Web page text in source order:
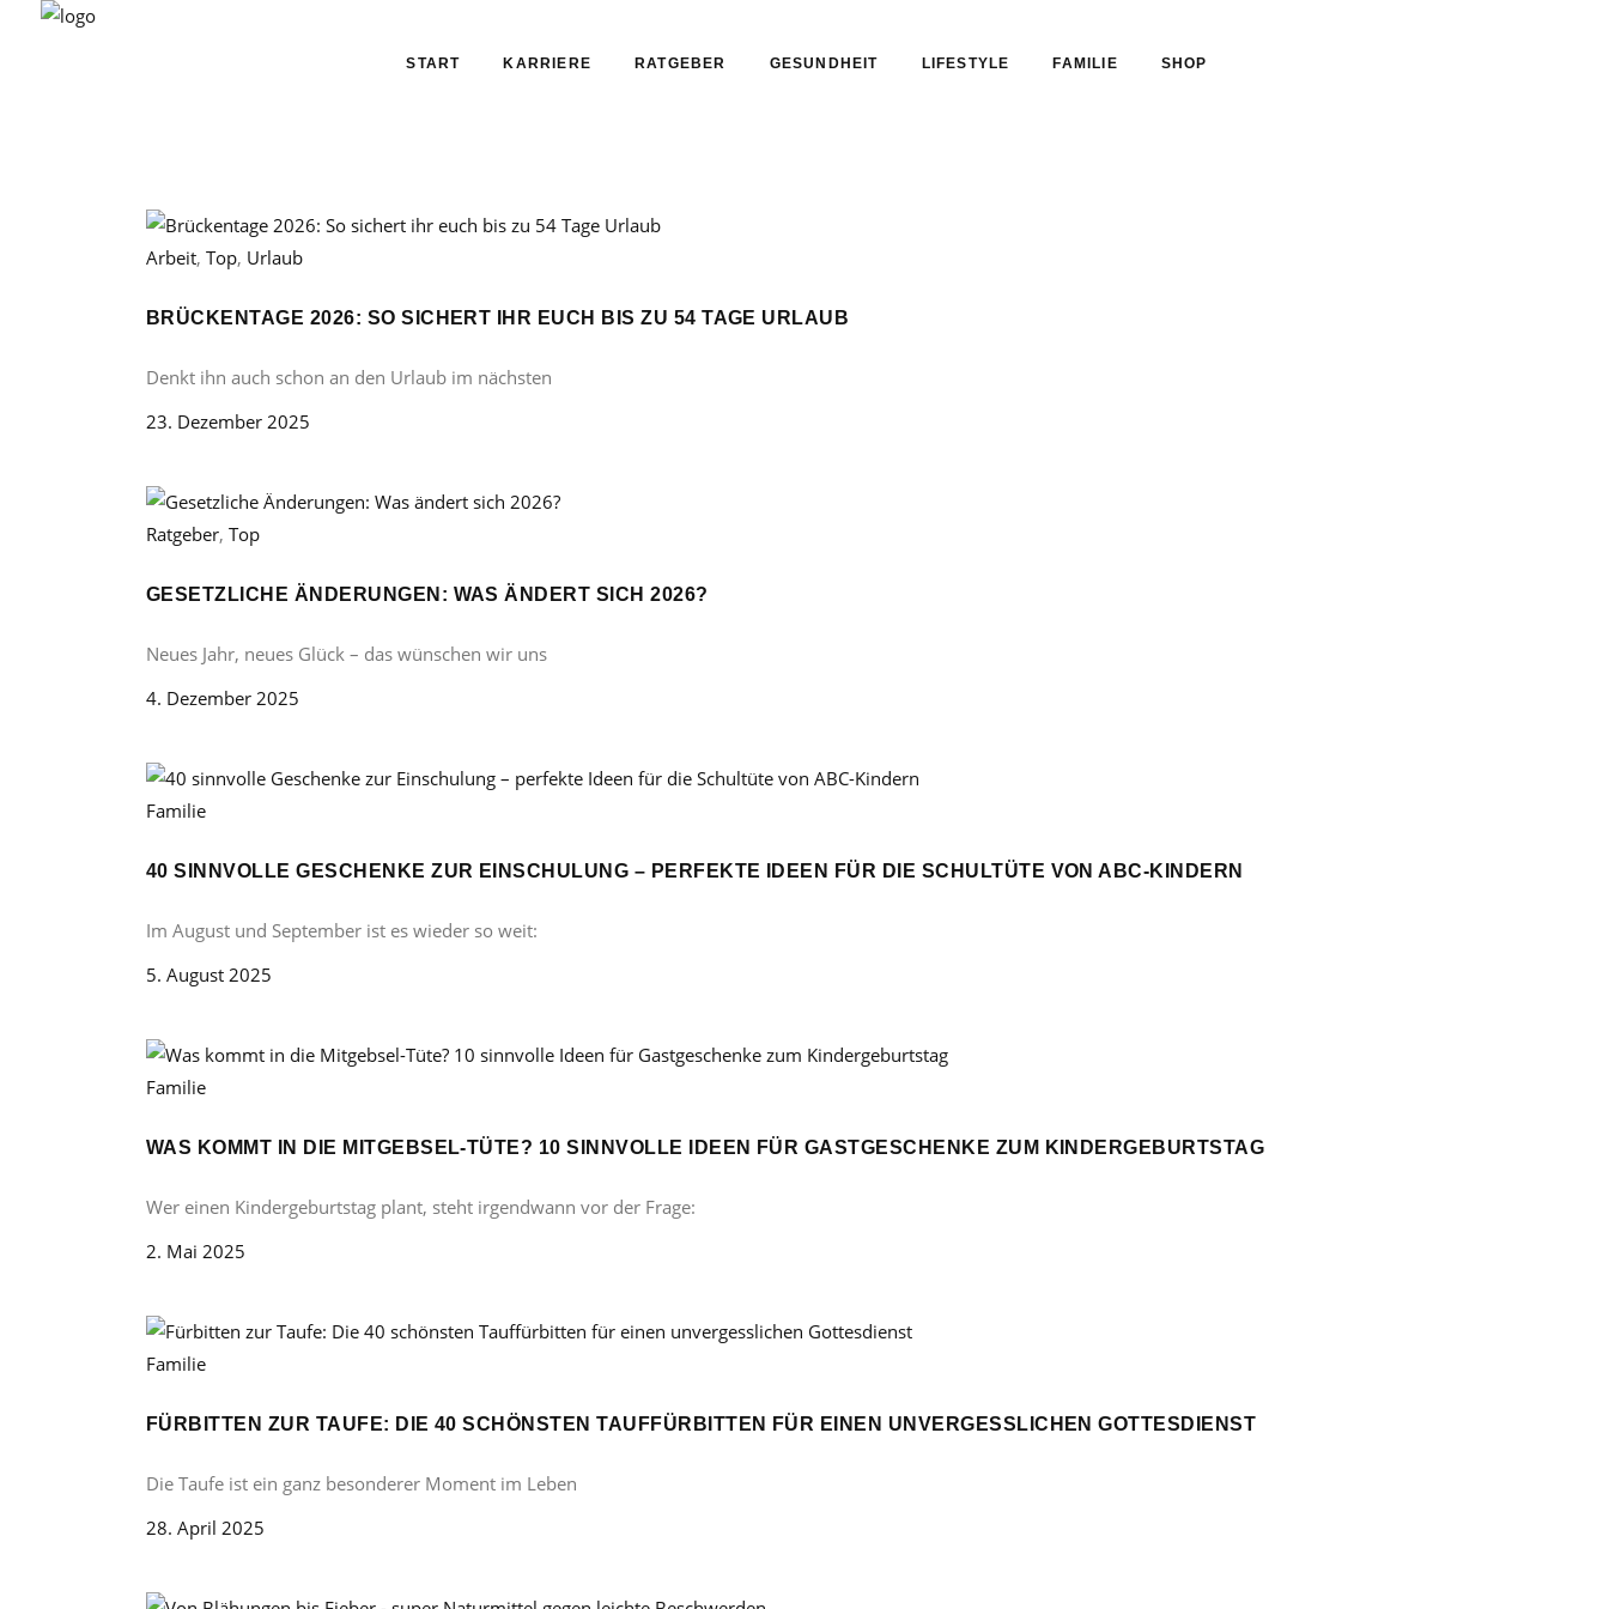
START KARRIERE RATGEBER GESUNDHEIT LIFESTYLE FAMILIE SHOP
Arbeit, Top, Urlaub
BRÜCKENTAGE 2026: SO SICHERT IHR EUCH BIS ZU 54 TAGE URLAUB
Denkt ihn auch schon an den Urlaub im nächsten
23. Dezember 2025
Ratgeber, Top
GESETZLICHE ÄNDERUNGEN: WAS ÄNDERT SICH 2026?
Neues Jahr, neues Glück – das wünschen wir uns
4. Dezember 2025
Familie
40 SINNVOLLE GESCHENKE ZUR EINSCHULUNG – PERFEKTE IDEEN FÜR DIE SCHULTÜTE VON ABC-KINDERN
Im August und September ist es wieder so weit:
5. August 2025
Familie
WAS KOMMT IN DIE MITGEBSEL-TÜTE? 10 SINNVOLLE IDEEN FÜR GASTGESCHENKE ZUM KINDERGEBURTSTAG
Wer einen Kindergeburtstag plant, steht irgendwann vor der Frage:
2. Mai 2025
Familie
FÜRBITTEN ZUR TAUFE: DIE 40 SCHÖNSTEN TAUFFÜRBITTEN FÜR EINEN UNVERGESSLICHEN GOTTESDIENST
Die Taufe ist ein ganz besonderer Moment im Leben
28. April 2025